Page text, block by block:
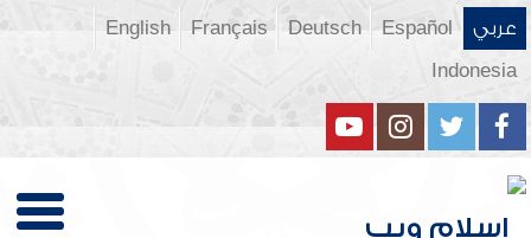
عربي Español
Deutsch
Français
English
Indonesia